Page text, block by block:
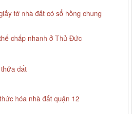
tờ nhà đất có sổ hồng chung
chấp nhanh ở Thủ Đức
đất
hóa nhà đất quận 12